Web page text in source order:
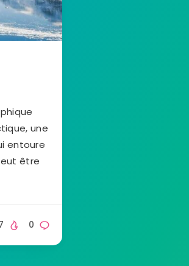
une
entoure
être
0